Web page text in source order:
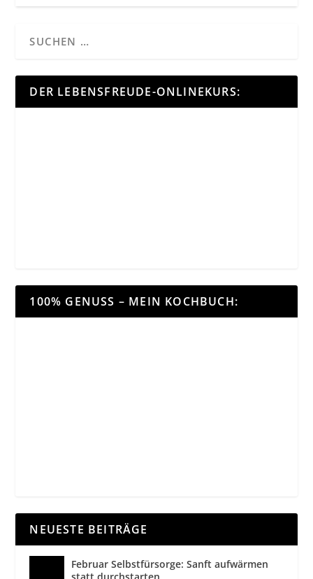
DER LEBENSFREUDE-ONLINEKURS:
100% GENUSS – MEIN KOCHBUCH:
NEUESTE BEITRÄGE
Februar Selbstfürsorge: Sanft aufwärmen